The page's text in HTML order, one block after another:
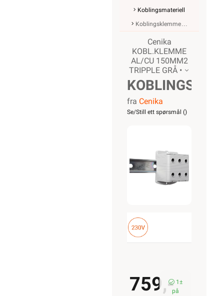
Koblingsmateriell
Koblingsklemme
Cenika
KOBL.KLEMME
AL/CU 150MM2
TRIPPLE GRÅ •
AL/CU
TRIPPLE
GRÅ
fra Cenika
Se/Still ett spørsmål ()
759,-1±
på